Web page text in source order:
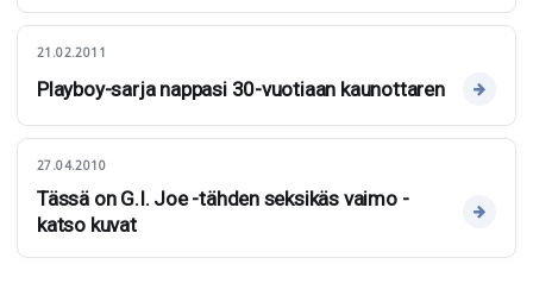
21.02.2011
Playboy-sarja nappasi 30-vuotiaan kaunottaren
27.04.2010
Tässä on G.I. Joe -tähden seksikäs vaimo -
katso kuvat